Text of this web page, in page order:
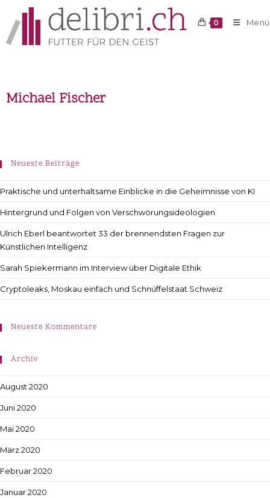
0 Menü
Michael Fischer
Neueste Beiträge
Praktische und unterhaltsame Einblicke in die Geheimnisse von KI
Hintergrund und Folgen von Verschwörungsideologien
Ulrich Eberl beantwortet 33 der brennendsten Fragen zur
Künstlichen Intelligenz
Sarah Spiekermann im Interview über Digitale Ethik
Cryptoleaks, Moskau einfach und Schnüffelstaat Schweiz
Neueste Kommentare
Archiv
August 2020
Juni 2020
Mai 2020
März 2020
Februar 2020
Januar 2020